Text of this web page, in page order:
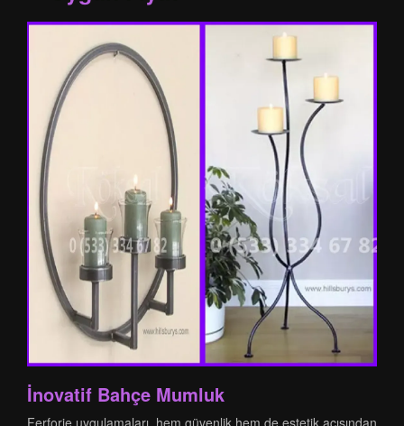
İnovatif Bahçe Mumluk
Ferforje uygulamaları, hem güvenlik hem de estetik açısından